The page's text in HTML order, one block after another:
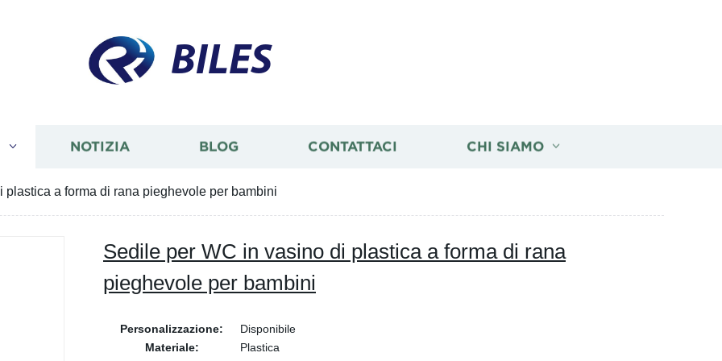
BILES
NOTIZIA BLOG CONTATTACI CHI SIAMO
plastica a forma di rana pieghevole per bambini
Sedile per WC in vasino di plastica a forma di rana
pieghevole per bambini
Personalizzazione:
Disponibile
Materiale:
Plastica